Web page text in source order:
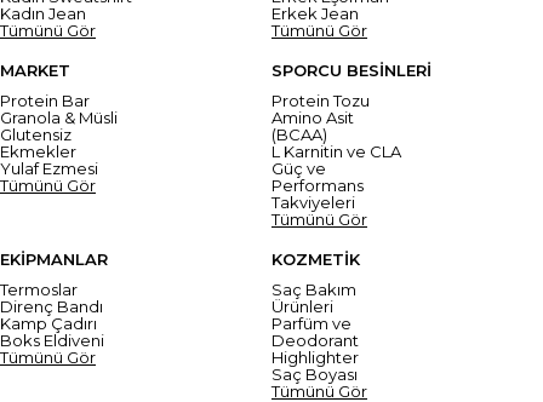
Kadın Jean
Tümünü Gör
Erkek Jean
Tümünü Gör
MARKET
Protein Bar
Granola & Müsli
Glutensiz
Ekmekler
Yulaf Ezmesi
Tümünü Gör
SPORCU BESİNLERİ
Protein Tozu
Amino Asit
(BCAA)
L Karnitin ve CLA
Güç ve
Performans
Takviyeleri
Tümünü Gör
EKİPMANLAR
Termoslar
Direnç Bandı
Kamp Çadırı
Boks Eldiveni
Tümünü Gör
KOZMETİK
Saç Bakım
Ürünleri
Parfüm ve
Deodorant
Highlighter
Saç Boyası
Tümünü Gör